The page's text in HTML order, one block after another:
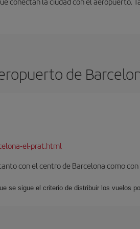
de
el-prat.html
con el centro de Barcelona como
se sigue el criterio de distribuir los vuelos